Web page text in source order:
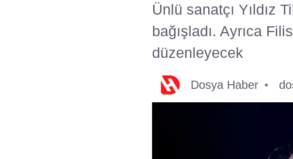
Ünlü sanatçı Yıldız
bağışladı. Ayrıca
düzenleyecek
Dosya Haber